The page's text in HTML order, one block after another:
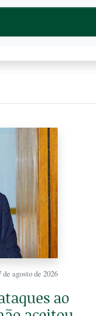
de agosto de 2026
ao